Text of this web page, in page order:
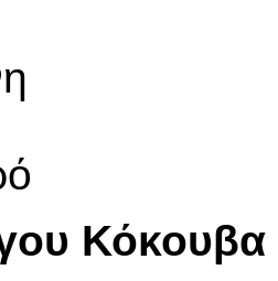
Κόκουβα